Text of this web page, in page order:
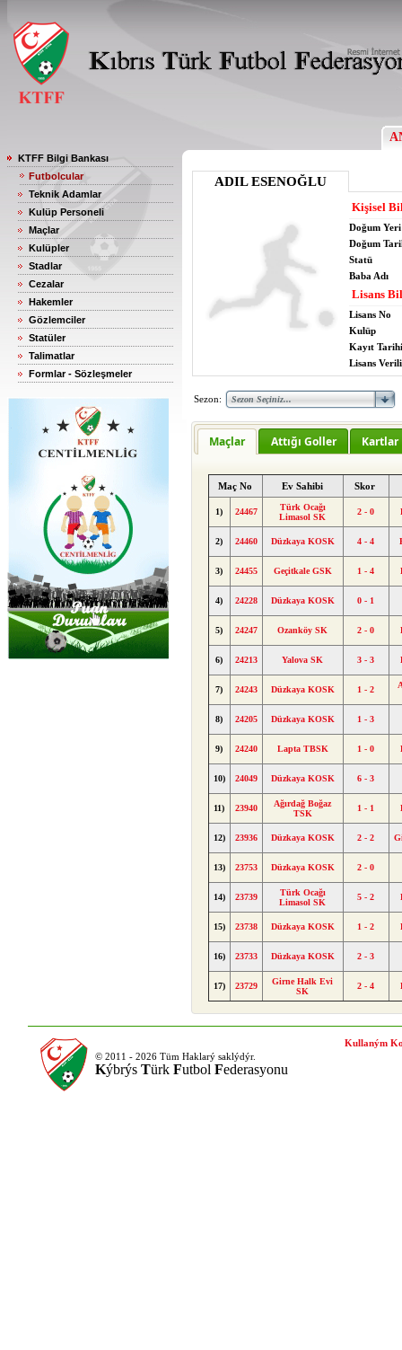
KTFF Bilgi Bankası
Futbolcular
Teknik Adamlar
Kulüp Personeli
Maçlar
Kulüpler
Stadlar
Cezalar
Hakemler
Gözlemciler
Statüler
Talimatlar
Formlar - Sözleşmeler
ADIL ESENOĞLU
Kişisel
Doğum Yeri
Doğum
Statü
Baba Adı
Lisans
Lisans No
Kulüp
Kayıt Tarihi
Lisans
Sezon:
Maçlar Attığı Goller Kartlar
Maç No Ev Sahibi Skor
1) 24467
Türk Ocağı
Limasol SK
2 - 0
2) 24460 Düzkaya KOSK 4 - 4
3) 24455 Geçitkale GSK 1 - 4
4) 24228 Düzkaya KOSK 0 - 1
5) 24247 Ozanköy SK 2 - 0
6) 24213 Yalova SK 3 - 3
7) 24243 Düzkaya KOSK 1 - 2
8) 24205 Düzkaya KOSK 1 - 3
9) 24240 Lapta TBSK 1 - 0
10) 24049 Düzkaya KOSK 6 - 3
11) 23940
Ağırdağ Boğaz
TSK
1 - 1
12) 23936 Düzkaya KOSK 2 - 2
13) 23753 Düzkaya KOSK 2 - 0
14) 23739
Türk Ocağı
Limasol SK
5 - 2
15) 23738 Düzkaya KOSK 1 - 2
16) 23733 Düzkaya KOSK 2 - 3
17) 23729
Girne Halk Evi
SK
2 - 4
© 2011 - 2026 Tüm Haklarý saklýdýr.
Kýbrýs Türk Futbol Federasyonu
Kullaným